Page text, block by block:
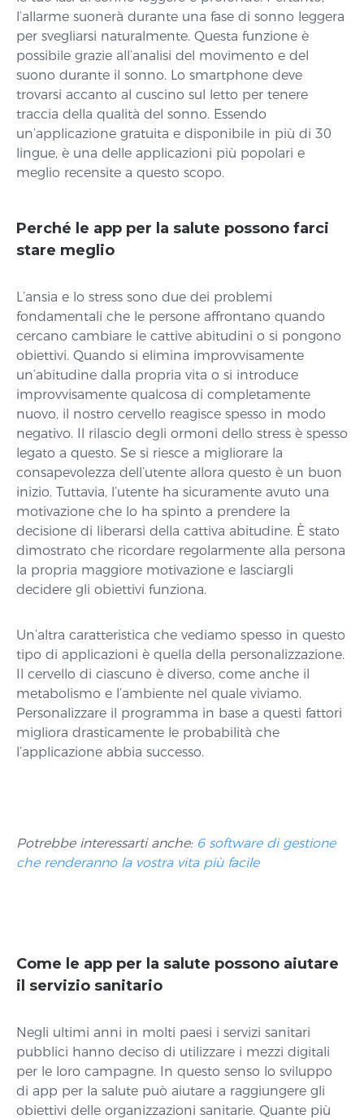
l’allarme suonerà durante una fase di sonno leggera
per svegliarsi naturalmente. Questa funzione è
possibile grazie all’analisi del movimento e del
suono durante il sonno. Lo smartphone deve
trovarsi accanto al cuscino sul letto per tenere
traccia della qualità del sonno. Essendo
un’applicazione gratuita e disponibile in più di 30
lingue, è una delle applicazioni più popolari e
meglio recensite a questo scopo.
Perché le app per la salute possono farci
stare meglio
L’ansia e lo stress sono due dei problemi
fondamentali che le persone affrontano quando
cercano cambiare le cattive abitudini o si pongono
obiettivi. Quando si elimina improvvisamente
un’abitudine dalla propria vita o si introduce
improvvisamente qualcosa di completamente
nuovo, il nostro cervello reagisce spesso in modo
negativo. Il rilascio degli ormoni dello stress è spesso
legato a questo. Se si riesce a migliorare la
consapevolezza dell’utente allora questo è un buon
inizio. Tuttavia, l’utente ha sicuramente avuto una
motivazione che lo ha spinto a prendere la
decisione di liberarsi della cattiva abitudine. È stato
dimostrato che ricordare regolarmente alla persona
la propria maggiore motivazione e lasciargli
decidere gli obiettivi funziona.
Un’altra caratteristica che vediamo spesso in questo
tipo di applicazioni è quella della personalizzazione.
Il cervello di ciascuno è diverso, come anche il
metabolismo e l’ambiente nel quale viviamo.
Personalizzare il programma in base a questi fattori
migliora drasticamente le probabilità che
l’applicazione abbia successo.
Potrebbe interessarti anche: 6 software di gestione
che renderanno la vostra vita più facile
Come le app per la salute possono aiutare
il servizio sanitario
Negli ultimi anni in molti paesi i servizi sanitari
pubblici hanno deciso di utilizzare i mezzi digitali
per le loro campagne. In questo senso lo sviluppo
di app per la salute può aiutare a raggiungere gli
obiettivi delle organizzazioni sanitarie. Quante più